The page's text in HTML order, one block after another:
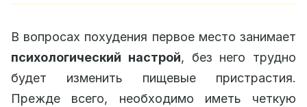
В вопросах похудения первое место занимает
психологический настрой, без него трудно
будет изменить пищевые пристрастия.
Прежде всего, необходимо иметь четкую